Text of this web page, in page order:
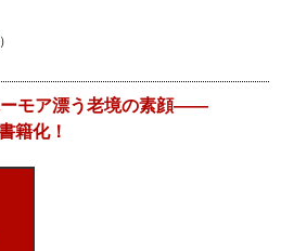
ーモア漂う老境の素顔――
籍化！